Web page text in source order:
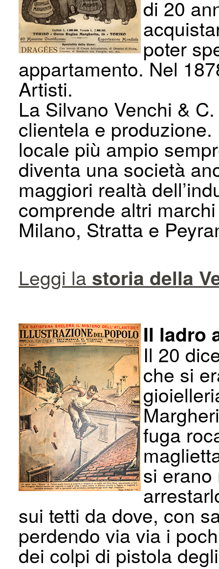
di 20
poter
appartamento. Nel
Artisti.
La Silvano Venchi &
clientela e
locale più ampio
diventa una società
maggiori realtà
comprende altri
Milano, Stratta e
Leggi la storia della
Il ladro
Il 20
che si
fuga
si
sui tetti da dove, con
perdendo via via i
dei colpi di pistola